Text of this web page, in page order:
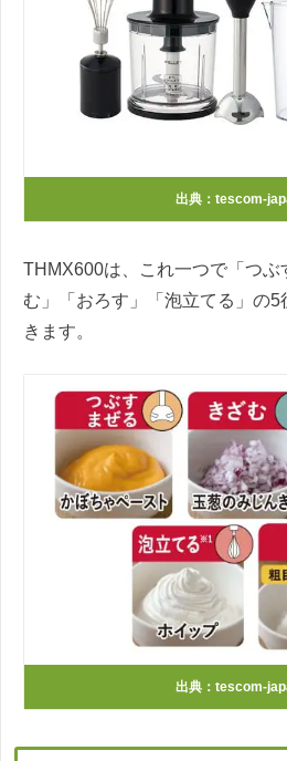
出典： tescom-
THMX600は、これ一つで「つ
む」「おろす」「泡立てる」の
きます。
出典： tescom-